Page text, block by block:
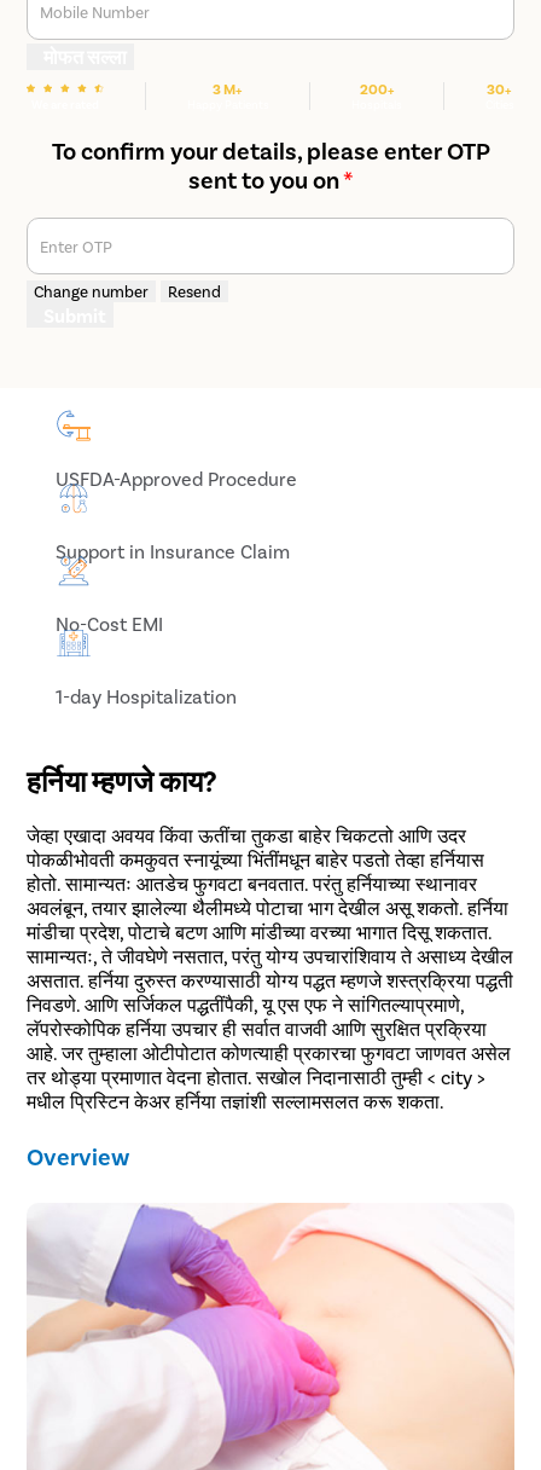
Mobile Number
3 M+ 200+ 30+
To confirm your details, please enter OTP
sent to you on*
Enter OTP
Change number Resend
USFDA-Approved Procedure
Support in Insurance Claim
No-Cost EMI
1-day Hospitalization
हर्निया म्हणजे काय?
जेव्हा एखादा अवयव किंवा ऊतींचा तुकडा बाहेर चिकटतो आणि उदर
पोकळीभोवती कमकुवत स्नायूंच्या भिंतींमधून बाहेर पडतो तेव्हा हर्नियास
होतो. सामान्यतः आतडेच फुगवटा बनवतात. परंतु हर्नियाच्या स्थानावर
अवलंबून, तयार झालेल्या थैलीमध्ये पोटाचा भाग देखील असू शकतो. हर्निया
मांडीचा प्रदेश, पोटाचे बटण आणि मांडीच्या वरच्या भागात दिसू शकतात.
सामान्यतः, ते जीवघेणे नसतात, परंतु योग्य उपचारांशिवाय ते असाध्य देखील
असतात. हर्निया दुरुस्त करण्यासाठी योग्य पद्धत म्हणजे शस्त्रक्रिया पद्धती
निवडणे. आणि सर्जिकल पद्धतींपैकी, यू एस एफ ने सांगितल्याप्रमाणे,
लॅपरोस्कोपिक हर्निया उपचार ही सर्वात वाजवी आणि सुरक्षित प्रक्रिया
आहे. जर तुम्हाला ओटीपोटात कोणत्याही प्रकारचा फुगवटा जाणवत असेल
तर थोड्या प्रमाणात वेदना होतात. सखोल निदानासाठी तुम्ही < city >
मधील प्रिस्टिन केअर हर्निया तज्ञांशी सल्लामसलत करू शकता.
Overview